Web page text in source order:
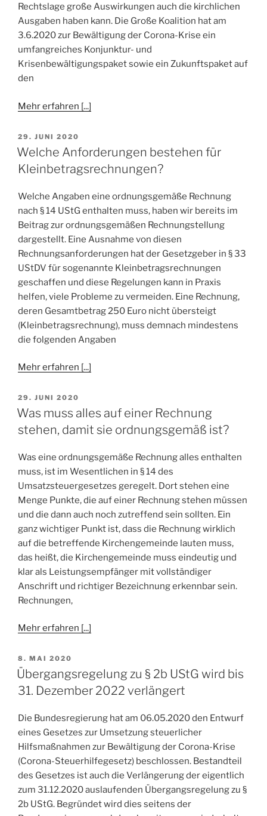
Rechtslage große Auswirkungen auch die kirchlichen
Ausgaben haben kann. Die Große Koalition hat am
3.6.2020 zur Bewältigung der Corona-Krise ein
umfangreiches Konjunktur- und
Krisenbewältigungspaket sowie ein Zukunftspaket auf
den
Mehr erfahren [...]
VERÖFFENTLICHT
AM
29. JUNI 2020
Welche Anforderungen bestehen für
Kleinbetragsrechnungen?
Welche Angaben eine ordnungsgemäße Rechnung
nach § 14 UStG enthalten muss, haben wir bereits im
Beitrag zur ordnungsgemäßen Rechnungstellung
dargestellt. Eine Ausnahme von diesen
Rechnungsanforderungen hat der Gesetzgeber in § 33
UStDV für sogenannte Kleinbetragsrechnungen
geschaffen und diese Regelungen kann in Praxis
helfen, viele Probleme zu vermeiden. Eine Rechnung,
deren Gesamtbetrag 250 Euro nicht übersteigt
(Kleinbetragsrechnung), muss demnach mindestens
die folgenden Angaben
Mehr erfahren [...]
VERÖFFENTLICHT
AM
29. JUNI 2020
Was muss alles auf einer Rechnung
stehen, damit sie ordnungsgemäß ist?
Was eine ordnungsgemäße Rechnung alles enthalten
muss, ist im Wesentlichen in § 14 des
Umsatzsteuergesetzes geregelt. Dort stehen eine
Menge Punkte, die auf einer Rechnung stehen müssen
und die dann auch noch zutreffend sein sollten. Ein
ganz wichtiger Punkt ist, dass die Rechnung wirklich
auf die betreffende Kirchengemeinde lauten muss,
das heißt, die Kirchengemeinde muss eindeutig und
klar als Leistungsempfänger mit vollständiger
Anschrift und richtiger Bezeichnung erkennbar sein.
Rechnungen,
Mehr erfahren [...]
VERÖFFENTLICHT
AM
8. MAI 2020
Übergangsregelung zu § 2b UStG wird bis
31. Dezember 2022 verlängert
Die Bundesregierung hat am 06.05.2020 den Entwurf
eines Gesetzes zur Umsetzung steuerlicher
Hilfsmaßnahmen zur Bewältigung der Corona-Krise
(Corona-Steuerhilfegesetz) beschlossen. Bestandteil
des Gesetzes ist auch die Verlängerung der eigentlich
zum 31.12.2020 auslaufenden Übergangsregelung zu §
2b UStG. Begründet wird dies seitens der